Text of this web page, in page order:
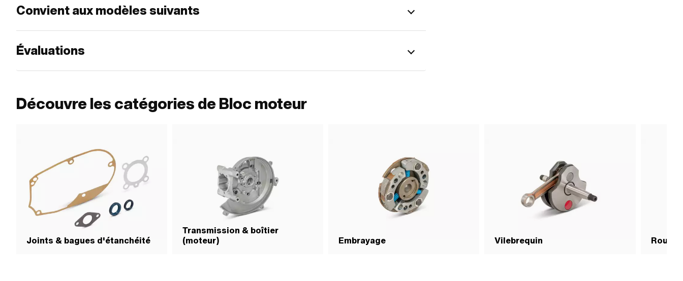
Convient aux modèles suivants
Évaluations
Découvre les catégories de Bloc moteur
Joints & bagues d'étanchéité
Transmission & boîtier
(moteur)
Embrayage Vilebrequin